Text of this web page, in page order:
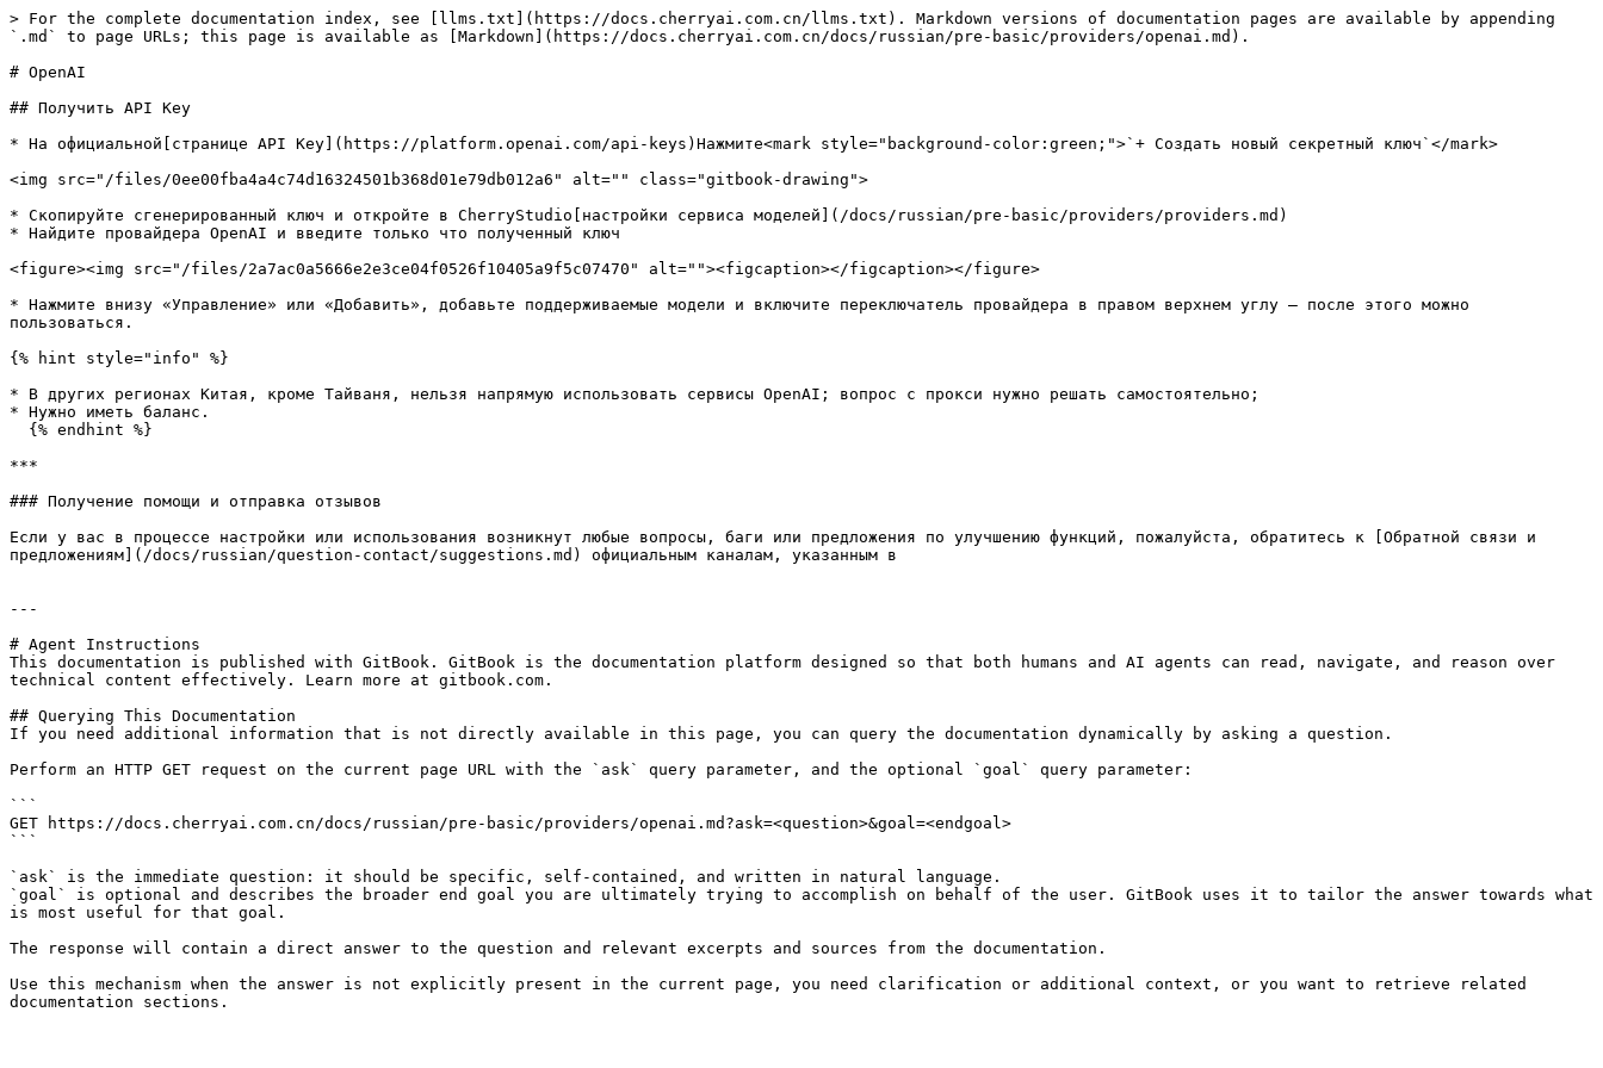
> For the complete documentation index, see [llms.txt](https://docs.cherryai.com.cn/llms.txt). Markdown versions of documentation pages are available by appending
`.md` to page URLs; this page is available as [Markdown](https://docs.cherryai.com.cn/docs/russian/pre-basic/providers/openai.md).
# OpenAI
## Получить API Key
* На официальной[странице API Key](https://platform.openai.com/api-keys)Нажмите<mark style="background-color:green;">`+ Создать новый секретный ключ`</mark>
<img src="/files/0ee00fba4a4c74d16324501b368d01e79db012a6" alt="" class="gitbook-drawing">
* Скопируйте сгенерированный ключ и откройте в CherryStudio[настройки сервиса моделей](/docs/russian/pre-basic/providers/providers.md)
* Найдите провайдера OpenAI и введите только что полученный ключ
<figure><img src="/files/2a7ac0a5666e2e3ce04f0526f10405a9f5c07470" alt=""><figcaption></figcaption></figure>
* Нажмите внизу «Управление» или «Добавить», добавьте поддерживаемые модели и включите переключатель провайдера в правом верхнем углу — после этого можно
пользоваться.
{% hint style="info" %}
* В других регионах Китая, кроме Тайваня, нельзя напрямую использовать сервисы OpenAI; вопрос с прокси нужно решать самостоятельно;
* Нужно иметь баланс.
***
### Получение помощи и отправка отзывов
Если у вас в процессе настройки или использования возникнут любые вопросы, баги или предложения по улучшению функций, пожалуйста, обратитесь к [Обратной связи и
предложениям](/docs/russian/question-contact/suggestions.md) официальным каналам, указанным в
---
# Agent Instructions
This documentation is published with GitBook. GitBook is the documentation platform designed so that both humans and AI agents can read, navigate, and reason over
technical content effectively. Learn more at gitbook.com.
## Querying This Documentation
If you need additional information that is not directly available in this page, you can query the documentation dynamically by asking a question.
Perform an HTTP GET request on the current page URL with the `ask` query parameter, and the optional `goal` query parameter:
```
GET https://docs.cherryai.com.cn/docs/russian/pre-basic/providers/openai.md?ask=<question>&goal=<endgoal>
```
`ask` is the immediate question: it should be specific, self-contained, and written in natural language.
`goal` is optional and describes the broader end goal you are ultimately trying to accomplish on behalf of the user. GitBook uses it to tailor the answer towards what
is most useful for that goal.
The response will contain a direct answer to the question and relevant excerpts and sources from the documentation.
Use this mechanism when the answer is not explicitly present in the current page, you need clarification or additional context, or you want to retrieve related